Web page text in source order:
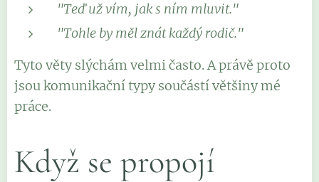
"Teď už vím, jak s ním mluvit."
"Tohle by měl znát každý rodič."
Tyto věty slýchám velmi často. A právě proto
jsou komunikační typy součástí většiny mé
práce.
Když se propojí